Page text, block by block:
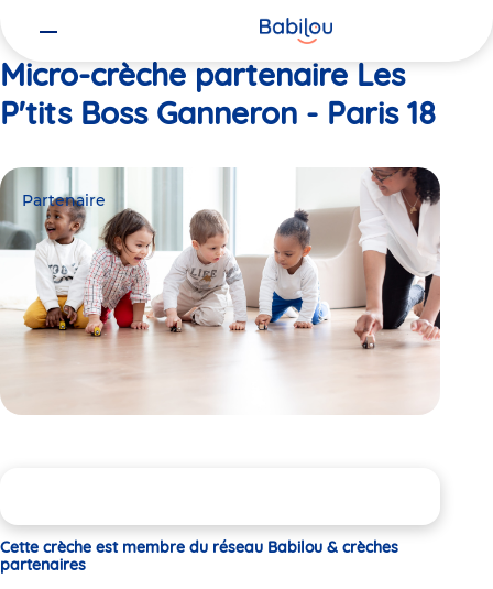
Micro-crèche partenaire Les
P'tits Boss Ganneron - Paris 18
Partenaire
Cette crèche est membre du réseau Babilou & crèches
partenaires